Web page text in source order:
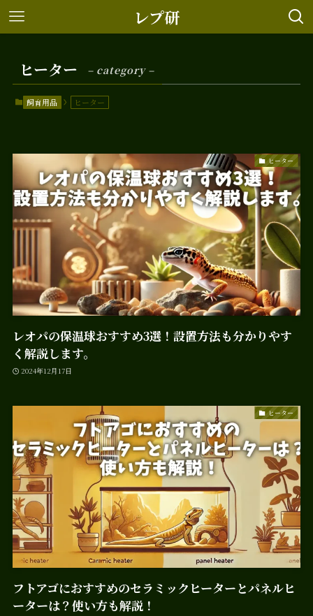
レプ研
ヒーター – category –
飼育用品 ヒーター
ヒーター
レオパの保温球おすすめ3選！設置方法も分かりやす
く解説します。
2024年12月17日
ヒーター
フトアゴにおすすめのセラミックヒーターとパネルヒ
ーターは？使い方も解説！